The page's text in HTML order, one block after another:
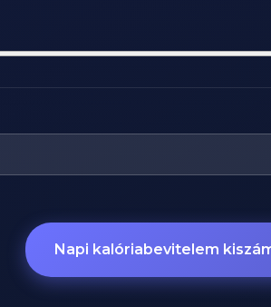
Napi kalóriabevitelem